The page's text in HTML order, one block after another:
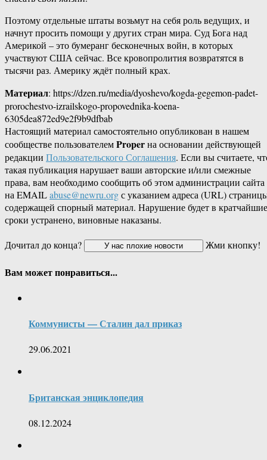
Поэтому отдельные штаты возьмут на себя роль ведущих, и
начнут просить помощи у других стран мира. Суд Бога над
Америкой – это бумеранг бесконечных войн, в которых
участвуют США сейчас. Все кровопролития возвратятся в
тысячи раз. Америку ждёт полный крах.
Материал: https://dzen.ru/media/dyoshevo/kogda-gegemon-padet-
prorochestvo-izrailskogo-propovednika-koena-
6305dea872ed9e2f9b9dfbab
Настоящий материал самостоятельно опубликован в нашем
сообществе пользователемProperна основании действующей
редакции Пользовательского Соглашения. Если вы считаете,
такая публикация нарушает ваши авторские и/или смежные
права, вам необходимо сообщить об этом администрации сайта
на EMAILabuse@newru.orgс указанием адреса (URL)
содержащей спорный материал. Нарушение будет в кратчайшие
сроки устранено, виновные наказаны.
Дочитал до конца?
Жми кнопку!
Вам может понравиться...
Коммунисты — Сталин дал приказ
29.06.2021
Британская энциклопедия
08.12.2024